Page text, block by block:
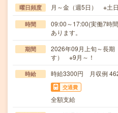
曜日頻度 月～金（週5日） ※土
時間
09:00～17:00(実働7時
あります。
期間
2026年09月上旬～長
す） ※9月～！
時給 時給3300円 月収例
交通費
全額支給